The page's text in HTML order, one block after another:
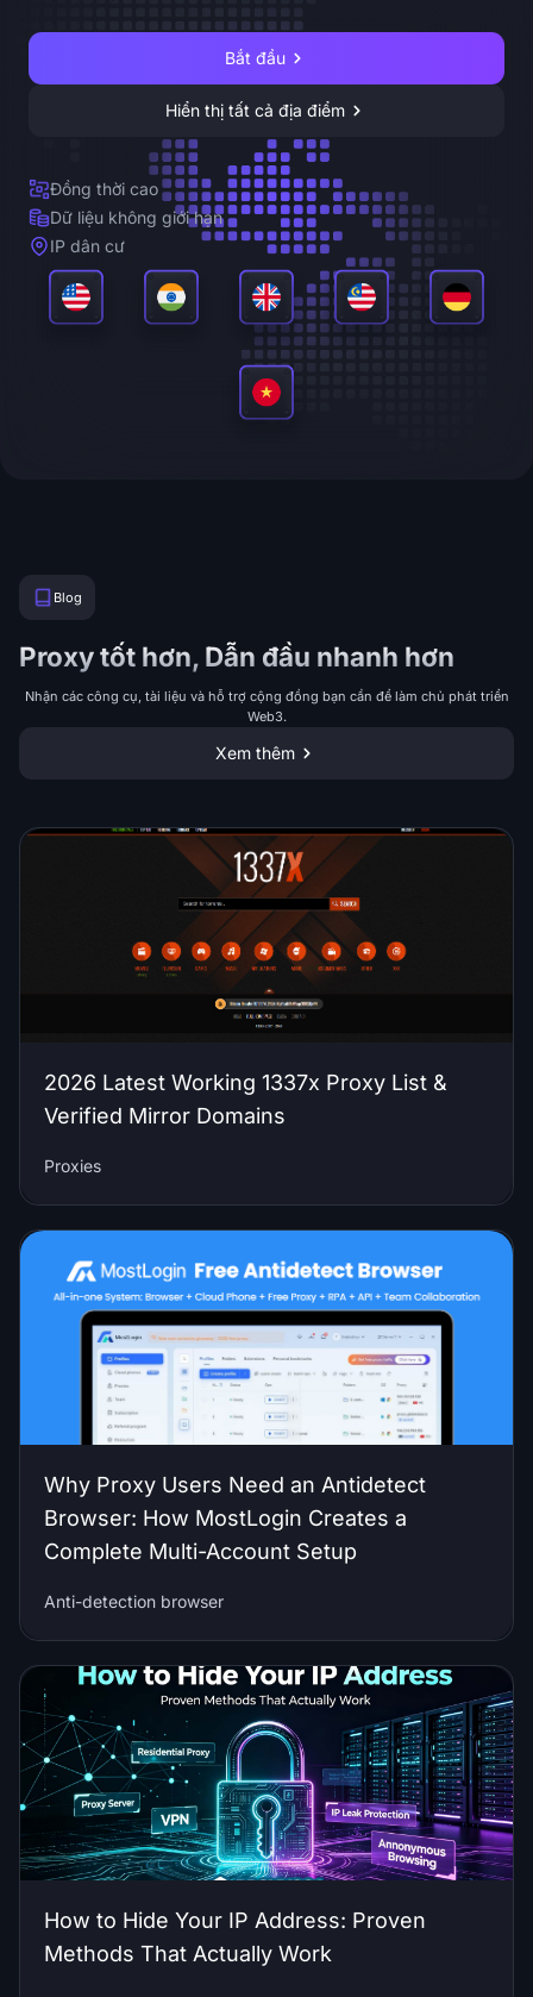
Bắt đầu
Hiển thị tất cả địa điểm
Đồng thời cao
Dữ liệu không giới hạn
IP dân cư
Blog
Proxy tốt hơn, Dẫn đầu nhanh hơn
Nhận các công cụ, tài liệu và hỗ trợ cộng đồng bạn cần để làm chủ phát triển
Web3.
Xem thêm
2026 Latest Working 1337x Proxy List &
Verified Mirror Domains
Proxies
Why Proxy Users Need an Antidetect
Browser: How MostLogin Creates a
Complete Multi-Account Setup
Anti-detection browser
How to Hide Your IP Address: Proven
Methods That Actually Work